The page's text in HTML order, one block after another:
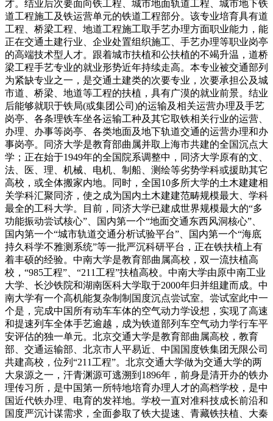
才。结业后次要面向铁工程、城市地面轨道工程、城市地下铁
道工程施工及铁运营单元的铁道工程部分。该专业培育具有道
工程、桥梁工程、地道工程施工取手艺办理方面职业能力，能
正在交通土建行业、企业处置组织施工、手艺办理等职业岗亭
的高端技术型人才。跟着城市扶植和公扶植的不竭升温，道桥
梁工程手艺专业的就业形势近年持续走高。本专业被交通部列
为紧缺专业之一，是交通土建类的次要专业，次要承担公及城
市道、桥梁、地道等工程的扶植，具有广漠的就业前景。结业
后能够就职于铁局(或集团公司)的运输及相关运营办理及手艺
岗亭、各条理铁车坐各运输工种及其它取铁相关行业的运营、
办理、办事等岗亭、各类地面及地下轨道交通的运营办理和办
事岗亭。同济大学是教育部曲属并取上海市共建的全国沉点大
学；正在始于1949年的全国院系调整中，同济大学原有的文、
法、医、理、机械、电机、制船、测绘等劣势学科或援助其它
高校，或全体搬家内地。同时，全国10多所大学的土木建建相
关学科汇聚同济，使之成为国内土木建建范畴规模最大、学科
最全的工科大学。目前，同济大学已建成世界规模最大的“多
功能振动尝试核心”、国内第一个“地面交通东西风洞核心”、
国内第一个“城市轨道交通分析试验平台”、国内第一个“海底
持久科学不雅测系统”等一批严沉科研平台，正在铁扶植上有
着丰硕的经验。中南大学是教育部曲属高校，双一流扶植高
校，“985工程”、“211工程”扶植高校。中南大学由原中南工业
大学、长沙铁院和湖南医科大学取于2000年归并组建而成。中
南大学有一个高机能复杂制制国度沉点尝试室。尝试室此中一
个是，完成中国所有动车车体的空气动力学设想，实现了高速
和提速列车全体手艺逾越，成为铁道部列车空气动力学行车平
安评估的独一单元。北京交通大学是教育部曲属高校，教育
部、交通运输部、北京市人平易近、中国国度铁集团无限公司
共建高校，位列“211工程”。北京交通大学做为交通大学的两
大泉源之一，汗青渊源可逃溯到1896年，前身是清开办的铁办
理传习所，是中国第一所特地培育办理人才的高档学校，是中
国近代铁办理、电育的发祥地。学校一直对准科技成长前沿和
国度严沉计谋需求，全面参取了铁大提速、青藏铁扶植、大秦